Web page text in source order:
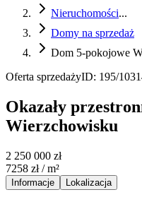
Nieruchomości...
Domy na sprzedaż
Dom 5-pokojowe
Oferta sprzedażyID: 195/
Okazały
Wierzchowisku
2 250 000 zł
7258 zł/ m²
Informacje Lokalizacja